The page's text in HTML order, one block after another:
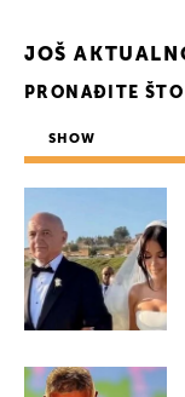
JOŠ
PRONAĐITE
SHOW